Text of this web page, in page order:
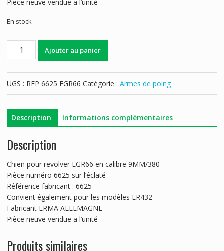
Pièce neuve vendue a l’unité
En stock
quantité
EGR66
Ajouter au panier
UGS : REP 6625 EGR66 Catégorie : Armes de poing
Description Informations complémentaires
Description
Chien pour revolver EGR66 en calibre 9MM/380
Pièce numéro 6625 sur l’éclaté
Référence fabricant : 6625
Convient également pour les modèles ER432
Fabricant ERMA ALLEMAGNE
Pièce neuve vendue a l’unité
Produits similaires